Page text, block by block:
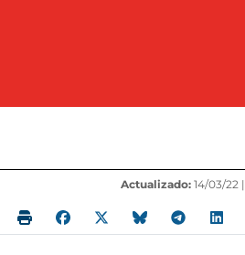
Actualizado: 14/03/22 |